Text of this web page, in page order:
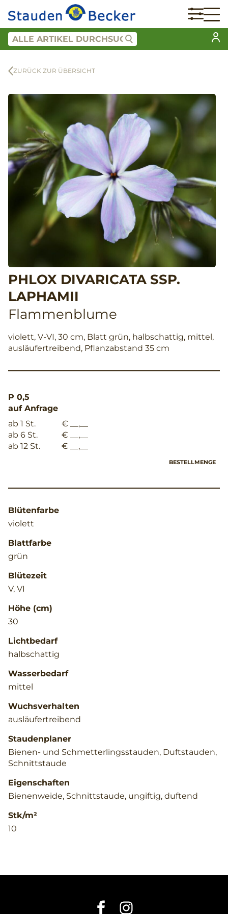
ZURÜCK ZUR ÜBERSICHT
PHLOX DIVARICATA SSP.
LAPHAMII
Flammenblume
violett, V-VI, 30 cm, Blatt grün, halbschattig, mittel,
ausläufertreibend, Pflanzabstand 35 cm
P 0,5
auf Anfrage
ab 1 St.
€ __,__
ab 6 St.
€ __,__
ab 12 St.
€ __,__
BESTELLMENGE
Blütenfarbe
violett
Blattfarbe
grün
Blütezeit
V, VI
Höhe (cm)
30
Lichtbedarf
halbschattig
Wasserbedarf
mittel
Wuchsverhalten
ausläufertreibend
Staudenplaner
Bienen- und Schmetterlingsstauden, Duftstauden,
Schnittstaude
Eigenschaften
Bienenweide, Schnittstaude, ungiftig, duftend
Stk/m²
10